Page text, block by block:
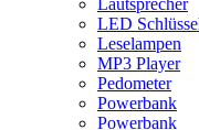
Lautsprecher
LED
Leselampen
MP3 Player
Pedometer
Powerbank
Powerbank